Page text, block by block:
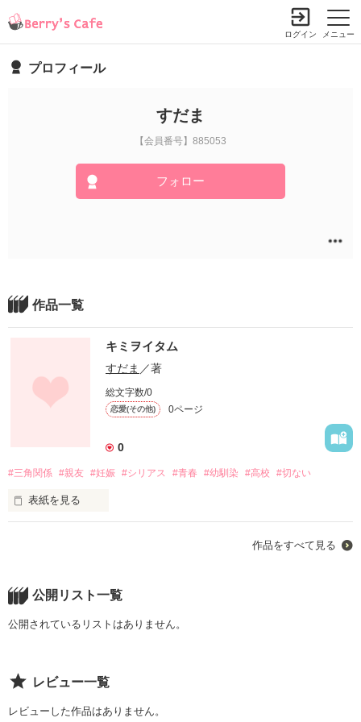
メニュー
ログイン
プロフィール
すだま
【会員番号】885053
フォロー
作品一覧
キミヲイタム
すだま ／著
総文字数/0
恋愛(その他) 0ページ
0
#三角関係 #親友 #妊娠 #シリアス #青春 #幼馴染 #高校 #切ない
表紙を見る
3人はずっと一緒だった。幼稚園でも、小学生の頃も、中学で
作品を読む
作品をすべて見る
公開リスト一覧
公開されているリストはありません。
レビュー一覧
レビューした作品はありません。